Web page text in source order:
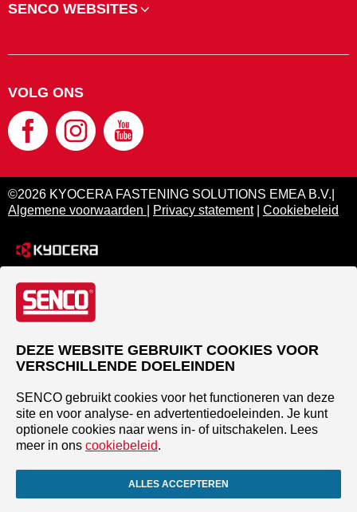
SENCO WEBSITES
VOLG ONS
©2026 KYOCERA FASTENING SOLUTIONS EMEA B.V.|
Algemene voorwaarden
Privacy statement| Cookiebeleid
DEZE WEBSITE GEBRUIKT COOKIES VOOR
VERSCHILLENDE DOELEINDEN
SENCO gebruikt cookies voor het functioneren van deze
site en voor analyse- en advertentiedoeleinden. Je kunt
optionele cookies naar wens in- of uitschakelen. Lees
meer in ons cookiebeleid.
ALLES ACCEPTEREN